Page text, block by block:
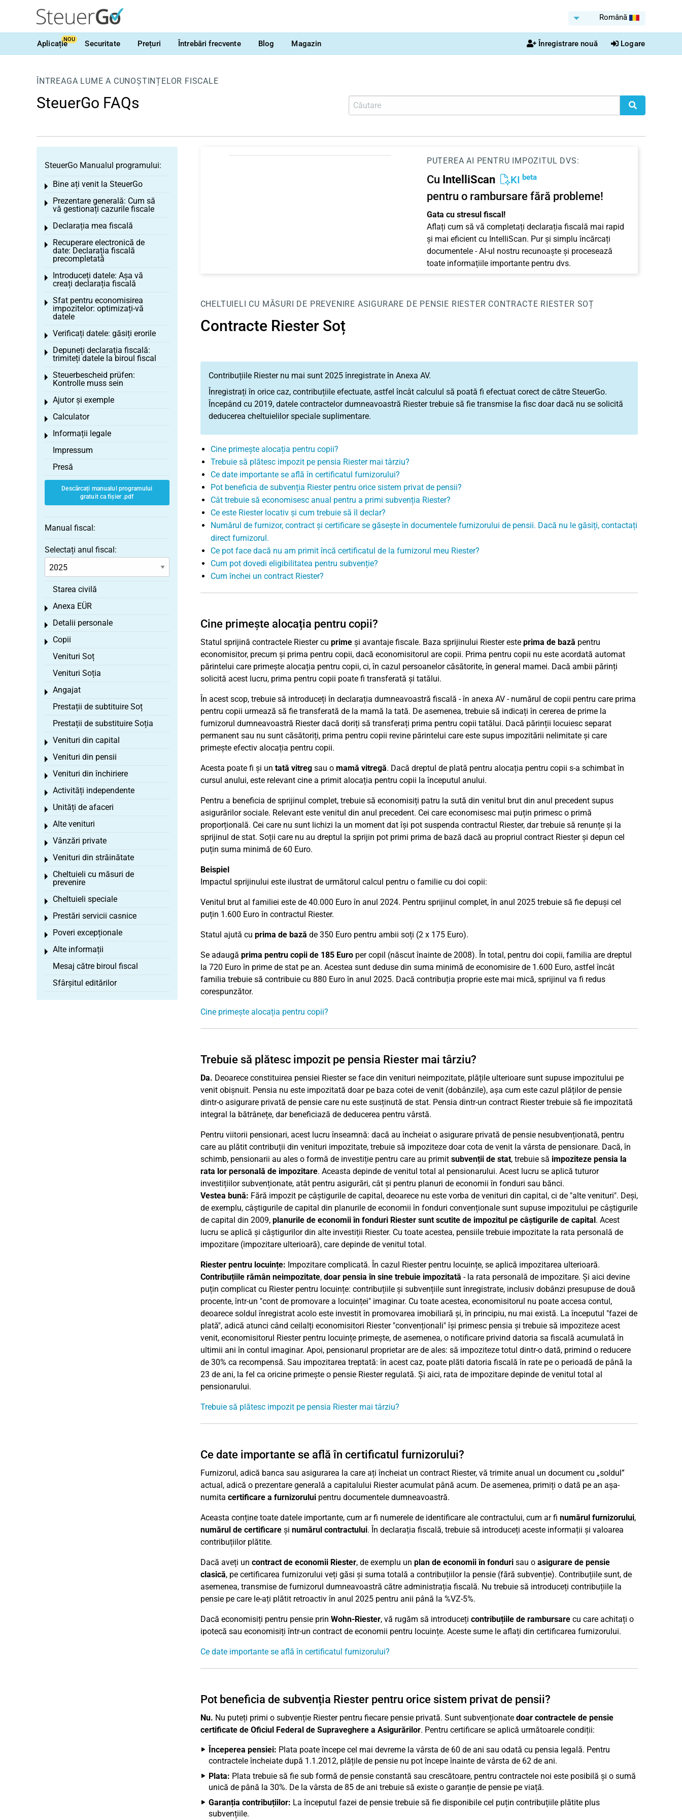
Română
AplicațieNOU Securitate Prețuri Întrebări frecvente Blog Magazin Înregistrare nouă Logare
ÎNTREAGA LUME A CUNOȘTINȚELOR FISCALE
SteuerGo FAQs
PUTEREA AI PENTRU IMPOZITUL DVS:
Cu IntelliScan KI beta
pentru o rambursare fără probleme!
Gata cu stresul fiscal!
Aflați cum să vă completați declarația fiscală mai rapid
și mai eficient cu IntelliScan. Pur și simplu încărcați
documentele - AI-ul nostru recunoaște și procesează
toate informațiile importante pentru dvs.
CHELTUIELI CU MĂSURI DE PREVENIRE ASIGURARE DE PENSIE RIESTER CONTRACTE RIESTER SOȚ
Contracte Riester Soț
Contribuțiile Riester nu mai sunt 2025 înregistrate în Anexa AV.
Înregistrați în orice caz, contribuțiile efectuate, astfel încât calculul să poată fi efectuat corect de către SteuerGo.
Începând cu 2019, datele contractelor dumneavoastră Riester trebuie să fie transmise la fisc doar dacă nu se solicită
deducerea cheltuielilor speciale suplimentare.
Cine primește alocația pentru copii?
Trebuie să plătesc impozit pe pensia Riester mai târziu?
Ce date importante se află în certificatul furnizorului?
Pot beneficia de subvenția Riester pentru orice sistem privat de pensii?
Cât trebuie să economisesc anual pentru a primi subvenția Riester?
Ce este Riester locativ și cum trebuie să îl declar?
Numărul de furnizor, contract și certificare se găsește în documentele furnizorului de pensii. Dacă nu le găsiți, contactați
direct furnizorul.
Ce pot face dacă nu am primit încă certificatul de la furnizorul meu Riester?
Cum pot dovedi eligibilitatea pentru subvenție?
Cum închei un contract Riester?
Cine primește alocația pentru copii?
Statul sprijină contractele Riester cu primeși avantaje fiscale. Baza sprijinului Riester este prima de bază pentru
economisitor, precum și prima pentru copii, dacă economisitorul are copii. Prima pentru copii nu este acordată automat
părintelui care primește alocația pentru copii, ci, în cazul persoanelor căsătorite, în general mamei. Dacă ambii părinți
solicită acest lucru, prima pentru copii poate fi transferată și tatălui.
În acest scop, trebuie să introduceți în declarația dumneavoastră fiscală - în anexa AV - numărul de copii pentru care prima
pentru copii urmează să fie transferată de la mamă la tată. De asemenea, trebuie să indicați în cererea de prime la
furnizorul dumneavoastră Riester dacă doriți să transferați prima pentru copii tatălui. Dacă părinții locuiesc separat
permanent sau nu sunt căsătoriți, prima pentru copii revine părintelui care este supus impozitării nelimitate și care
primește efectiv alocația pentru copii.
Acesta poate fi și un tată vitregsau o mamă vitregă. Dacă dreptul de plată pentru alocația pentru copii s-a schimbat în
cursul anului, este relevant cine a primit alocația pentru copii la începutul anului.
Pentru a beneficia de sprijinul complet, trebuie să economisiți patru la sută din venitul brut din anul precedent supus
asigurărilor sociale. Relevant este venitul din anul precedent. Cei care economisesc mai puțin primesc o primă
proporțională. Cei care nu sunt lichizi la un moment dat își pot suspenda contractul Riester, dar trebuie să renunțe și la
sprijinul de stat. Soții care nu au dreptul la sprijin pot primi prima de bază dacă au propriul contract Riester și depun cel
puțin suma minimă de 60 Euro.
Beispiel
Impactul sprijinului este ilustrat de următorul calcul pentru o familie cu doi copii:
Venitul brut al familiei este de 40.000 Euro în anul 2024. Pentru sprijinul complet, în anul 2025 trebuie să fie depuși cel
puțin 1.600 Euro în contractul Riester.
Statul ajută cu prima de bază de 350 Euro pentru ambii soți (2 x 175 Euro).
Se adaugă prima pentru copii de 185 Europer copil (născut înainte de 2008). În total, pentru doi copii, familia are dreptul
la 720 Euro în prime de stat pe an. Acestea sunt deduse din suma minimă de economisire de 1.600 Euro, astfel încât
familia trebuie să contribuie cu 880 Euro în anul 2025. Dacă contribuția proprie este mai mică, sprijinul va fi redus
corespunzător.
Cine primește alocația pentru copii?
Trebuie să plătesc impozit pe pensia Riester mai târziu?
Da. Deoarece constituirea pensiei Riester se face din venituri neimpozitate, plățile ulterioare sunt supuse impozitului pe
venit obișnuit. Pensia nu este impozitată doar pe baza cotei de venit (dobânzile), așa cum este cazul plăților de pensie
dintr-o asigurare privată de pensie care nu este susținută de stat. Pensia dintr-un contract Riester trebuie să fie impozitată
integral la bătrânețe, dar beneficiază de deducerea pentru vârstă.
Pentru viitorii pensionari, acest lucru înseamnă: dacă au încheiat o asigurare privată de pensie nesubvenționată, pentru
care au plătit contribuții din venituri impozitate, trebuie să impoziteze doar cota de venit la vârsta de pensionare. Dacă, în
schimb, pensionarii au ales o formă de investiție pentru care au primit subvenții de stat, trebuie să impoziteze pensia la
rata lor personală de impozitare. Aceasta depinde de venitul total al pensionarului. Acest lucru se aplică tuturor
investițiilor subvenționate, atât pentru asigurări, cât și pentru planuri de economii în fonduri sau bănci.
Vestea bună: Fără impozit pe câștigurile de capital, deoarece nu este vorba de venituri din capital, ci de "alte venituri". Deși,
de exemplu, câștigurile de capital din planurile de economii în fonduri convenționale sunt supuse impozitului pe câștigurile
de capital din 2009, planurile de economii în fonduri Riester sunt scutite de impozitul pe câștigurile de capital. Acest
lucru se aplică și câștigurilor din alte investiții Riester. Cu toate acestea, pensiile trebuie impozitate la rata personală de
impozitare (impozitare ulterioară), care depinde de venitul total.
Riester pentru locuințe: Impozitare complicată. În cazul Riester pentru locuințe, se aplică impozitarea ulterioară.
Contribuțiile rămân neimpozitate, doar pensia în sine trebuie impozitată - la rata personală de impozitare. Și aici devine
puțin complicat cu Riester pentru locuințe: contribuțiile și subvențiile sunt înregistrate, inclusiv dobânzi presupuse de două
procente, într-un "cont de promovare a locuinței" imaginar. Cu toate acestea, economisitorul nu poate accesa contul,
deoarece soldul înregistrat acolo este investit în promovarea imobiliară și, în principiu, nu mai există. La începutul "fazei de
plată", adică atunci când ceilalți economisitori Riester "convenționali" își primesc pensia și trebuie să impoziteze acest
venit, economisitorul Riester pentru locuințe primește, de asemenea, o notificare privind datoria sa fiscală acumulată în
ultimii ani în contul imaginar. Apoi, pensionarul proprietar are de ales: să impoziteze totul dintr-o dată, primind o reducere
de 30% ca recompensă. Sau impozitarea treptată: în acest caz, poate plăti datoria fiscală în rate pe o perioadă de până la
23 de ani, la fel ca oricine primește o pensie Riester regulată. Și aici, rata de impozitare depinde de venitul total al
pensionarului.
Trebuie să plătesc impozit pe pensia Riester mai târziu?
Ce date importante se află în certificatul furnizorului?
Furnizorul, adică banca sau asigurarea la care ați încheiat un contract Riester, vă trimite anual un document cu „soldul”
actual, adică o prezentare generală a capitalului Riester acumulat până acum. De asemenea, primiți o dată pe an așa-
numita certificare a furnizoruluipentru documentele dumneavoastră.
Aceasta conține toate datele importante, cum ar fi numerele de identificare ale contractului, cum ar fi numărul furnizorului,
numărul de certificareși numărul contractului. În declarația fiscală, trebuie să introduceți aceste informații și valoarea
contribuțiilor plătite.
Dacă aveți un contract de economii Riester, de exemplu un plan de economii în fondurisau o asigurare de pensie
clasică, pe certificarea furnizorului veți găsi și suma totală a contribuțiilor la pensie (fără subvenție). Contribuțiile sunt, de
asemenea, transmise de furnizorul dumneavoastră către administrația fiscală. Nu trebuie să introduceți contribuțiile la
pensie pe care le-ați plătit retroactiv în anul 2025 pentru anii până la %VZ-5%.
Dacă economisiți pentru pensie prin Wohn-Riester, vă rugăm să introduceți contribuțiile de rambursarecu care achitați o
ipotecă sau economisiți într-un contract de economii pentru locuințe. Aceste sume le aflați din certificarea furnizorului.
Ce date importante se află în certificatul furnizorului?
Pot beneficia de subvenția Riester pentru orice sistem privat de pensii?
Nu. Nu puteți primi o subvenție Riester pentru fiecare pensie privată. Sunt subvenționate doar contractele de pensie
certificate de Oficiul Federal de Supraveghere a Asigurărilor. Pentru certificare se aplică următoarele condiții:
Începerea pensiei: Plata poate începe cel mai devreme la vârsta de 60 de ani sau odată cu pensia legală. Pentru
contractele încheiate după 1.1.2012, plățile de pensie nu pot începe înainte de vârsta de 62 de ani.
Plata: Plata trebuie să fie sub formă de pensie constantă sau crescătoare, pentru contractele noi este posibilă și o sumă
unică de până la 30%. De la vârsta de 85 de ani trebuie să existe o garanție de pensie pe viață.
Garanția contribuțiilor: La începutul fazei de pensie trebuie să fie disponibile cel puțin contribuțiile plătite plus
subvențiile.
SteuerGo Manualul programului:
Bine ați venit la SteuerGo
Toggle menu
Prezentare generală: Cum să
vă gestionați cazurile fiscale
Toggle menu
Declarația mea fiscală
Toggle menu
Recuperare electronică de
date: Declarația fiscală
precompletată
Toggle menu
Introduceți datele: Așa vă
creați declarația fiscală
Toggle menu
Sfat pentru economisirea
impozitelor: optimizați-vă
datele
Toggle menu
Verificați datele: găsiți erorile
Toggle menu
Depuneți declarația fiscală:
trimiteți datele la biroul fiscal
Toggle menu
Steuerbescheid prüfen:
Kontrolle muss sein
Toggle menu
Ajutor și exemple
Toggle menu
Calculator
Toggle menu
Informații legale
Toggle menu
Impressum
Presă
Descărcați manualul programului
gratuit ca fișier .pdf
Manual fiscal:
Selectați anul fiscal:
Starea civilă
Anexa EÜR
Toggle menu
Detalii personale
Toggle menu
Copii
Toggle menu
Venituri Soț
Venituri Soția
Angajat
Toggle menu
Prestații de subtituire Soț
Prestații de substituire Soția
Venituri din capital
Toggle menu
Venituri din pensii
Toggle menu
Venituri din închiriere
Toggle menu
Activități independente
Toggle menu
Unități de afaceri
Toggle menu
Alte venituri
Toggle menu
Vânzări private
Toggle menu
Venituri din străinătate
Toggle menu
Cheltuieli cu măsuri de
prevenire
Toggle menu
Cheltuieli speciale
Toggle menu
Prestări servicii casnice
Toggle menu
Poveri excepționale
Toggle menu
Alte informații
Toggle menu
Mesaj către biroul fiscal
Sfârșitul editărilor